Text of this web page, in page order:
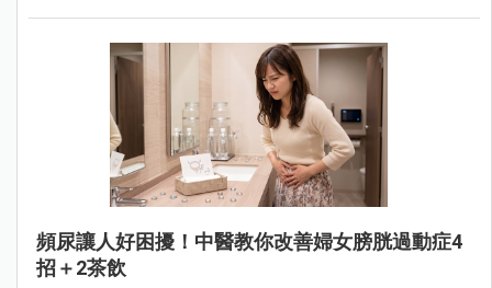
頻尿讓人好困擾！中醫教你改善婦女膀胱過動症4
招＋2茶飲